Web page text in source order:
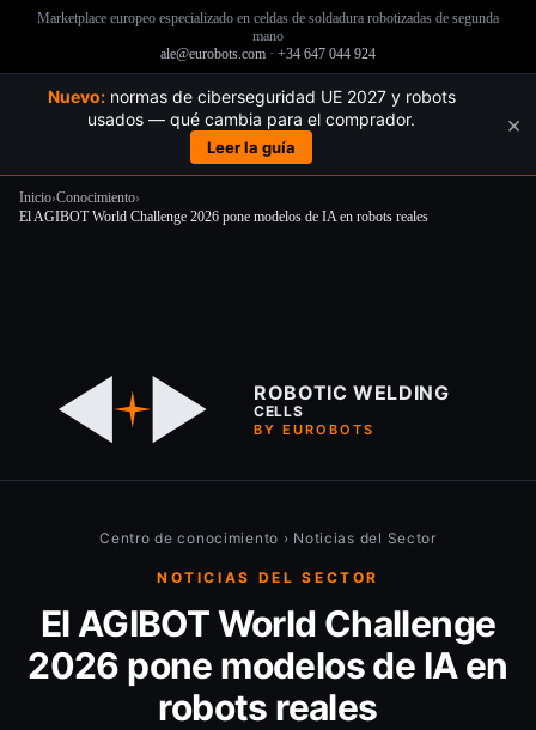
Marketplace europeo especializado en celdas de soldadura robotizadas de segunda
mano
ale@eurobots.com · +34 647 044 924
Nuevo:normas de ciberseguridad UE 2027 y robots
usados — qué cambia para el comprador.
Leer la guía
×
Inicio›Conocimiento›
El AGIBOT World Challenge 2026 pone modelos de IA en robots reales
ROBOTIC WELDING
CELLS
BY EUROBOTS
Centro de conocimiento › Noticias del Sector
NOTICIAS DEL SECTOR
El AGIBOT World Challenge
2026 pone modelos de IA en
robots reales